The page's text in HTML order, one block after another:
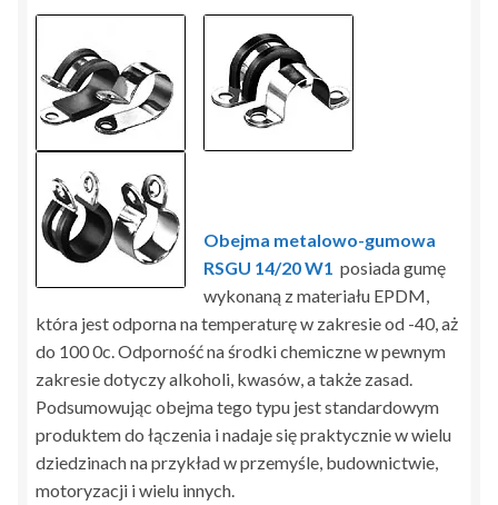
Obejma metalowo-gumowa
RSGU 14/20 W1 posiada gumę
wykonaną z materiału EPDM,
która jest odporna na temperaturę w zakresie od -40, aż
do 100 0c. Odporność na środki chemiczne w pewnym
zakresie dotyczy alkoholi, kwasów, a także zasad.
Podsumowując obejma tego typu jest standardowym
produktem do łączenia i nadaje się praktycznie w wielu
dziedzinach na przykład w przemyśle, budownictwie,
motoryzacji i wielu innych.